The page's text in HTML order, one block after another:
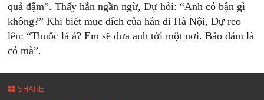
quả đậm”. Thấy hắn ngần ngừ, Dự hỏi: “Anh có bận gì
không?” Khi biết mục đích của hắn đi Hà Nội, Dự reo
lên: “Thuốc lá à? Em sẽ đưa anh tới một nơi. Bảo đảm là
có mà”.
SHARE